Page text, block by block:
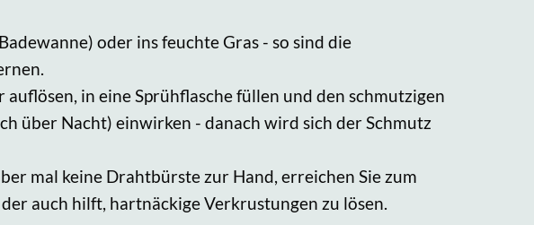
oder ins feuchte Gras - so sind die
in eine Sprühflasche füllen und den schmutzigen
über Nacht) einwirken - danach wird sich der Schmutz
mal keine Drahtbürste zur Hand, erreichen Sie zum
auch hilft, hartnäckige Verkrustungen zu lösen.